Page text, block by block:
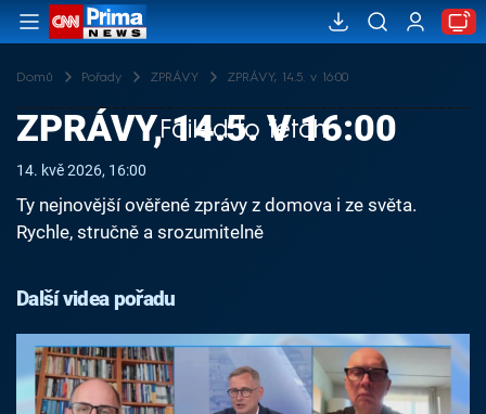
Domů Pořady ZPRÁVY ZPRÁVY, 14.5. v 16:00
Failed to fetch
ZPRÁVY, 14.5. V 16:00
14. kvě 2026, 16:00
Ty nejnovější ověřené zprávy z domova i ze světa.
Rychle, stručně a srozumitelně
Další videa pořadu